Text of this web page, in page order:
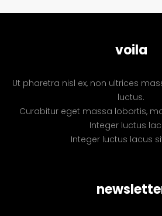
voila
Ut pharetra nisl ex, non ultrices
luctus.
Curabitur eget massa lobortis,
Integer luctus
Integer luctus lacus